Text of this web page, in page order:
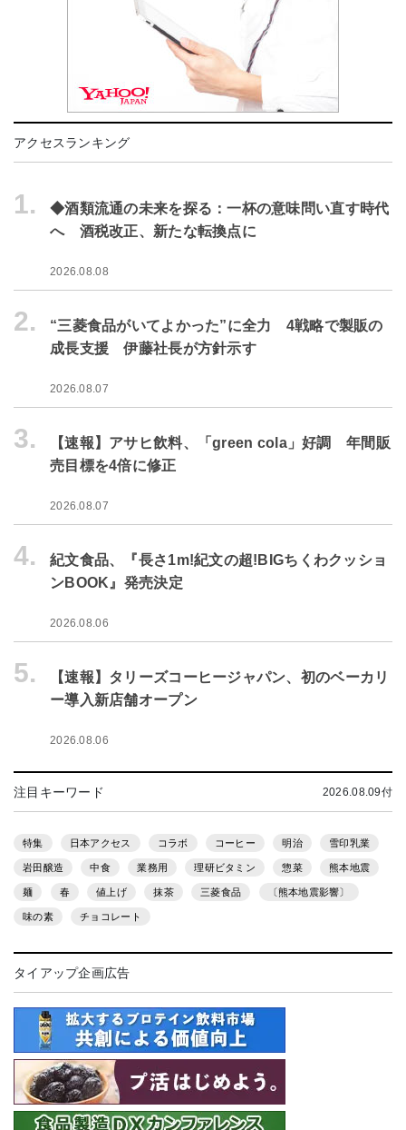
アクセスランキング
1.
◆酒類流通の未来を探る：一杯の意味問い直す時代
へ 酒税改正、新たな転換点に
2026.08.08
2.
“三菱食品がいてよかった”に全力 4戦略で製販の
成長支援 伊藤社長が方針示す
2026.08.07
3.
【速報】アサヒ飲料、「green cola」好調 年間販
売目標を4倍に修正
2026.08.07
4.
紀文食品、『長さ1m!紀文の超!BIGちくわクッショ
ンBOOK』発売決定
2026.08.06
5.
【速報】タリーズコーヒージャパン、初のベーカリ
ー導入新店舗オープン
2026.08.06
注目キーワード 2026.08.09付
特集 日本アクセス コラボ コーヒー 明治 雪印乳業
岩田醸造 中食 業務用 理研ビタミン 惣菜 熊本地震
麺 春 値上げ 抹茶 三菱食品 〔熊本地震影響〕
味の素 チョコレート
タイアップ企画広告